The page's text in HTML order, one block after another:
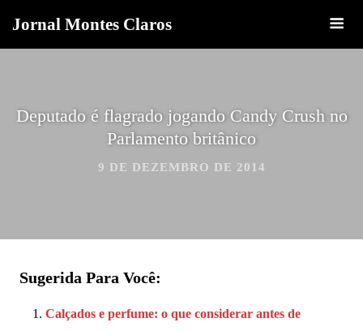
Jornal Montes Claros
Deputado é flagrado jogando Candy Crush no
Parlamento britânico
9 DE DEZEMBRO DE 2014
Sugerida Para Você:
Calçados e perfume: o que considerar antes de